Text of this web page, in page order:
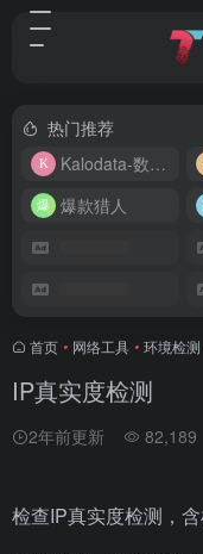
热门推荐
Kalodata-数据分析平台
爆款猎人
首页 • 网络工具 • 环境检测
IP真实度检测
2年前更新 82,189
检查IP真实度检测，